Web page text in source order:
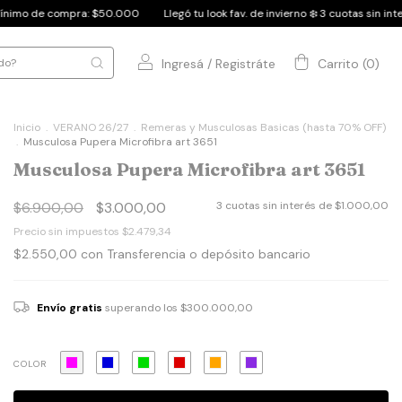
Llegó tu look fav. de invierno ❄️ 3 cuotas sin interés Mínimo de compra:
Ingresá / Registráte Carrito (0)
Inicio . VERANO 26/27 . Remeras y Musculosas Basicas (hasta 70% OFF)
. Musculosa Pupera Microfibra art 3651
Musculosa Pupera Microfibra art 3651
$6.900,00 $3.000,00 3 cuotas sin interés de$1.000,00
Precio sin impuestos $2.479,34
$2.550,00 con Transferencia o depósito bancario
Envío gratis superando los $300.000,00
COLOR